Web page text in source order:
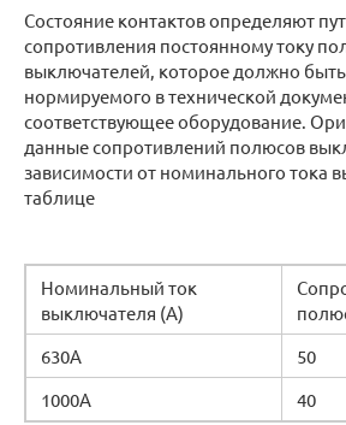
Состояние контактов определяют
сопротивления постоянному току
выключателей, которое должно
нормируемого в технической
соответствующее оборудование.
данные сопротивлений полюсов
зависимости от номинального тока
таблице
Номинальный ток
выключателя (А)
630А
50
1000А
40